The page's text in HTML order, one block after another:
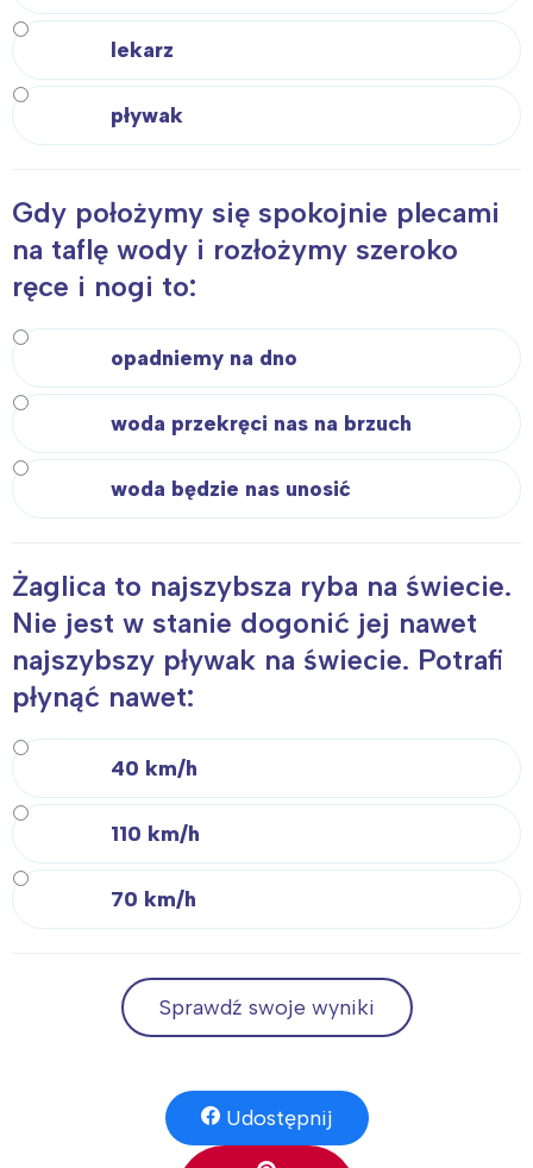
lekarz
pływak
Gdy położymy się spokojnie plecami
na taflę wody i rozłożymy szeroko
ręce i nogi to:
opadniemy na dno
woda przekręci nas na brzuch
woda będzie nas unosić
Żaglica to najszybsza ryba na świecie.
Nie jest w stanie dogonić jej nawet
najszybszy pływak na świecie. Potrafi
płynąć nawet:
40 km/h
110 km/h
70 km/h
Sprawdź swoje wyniki
Udostępnij